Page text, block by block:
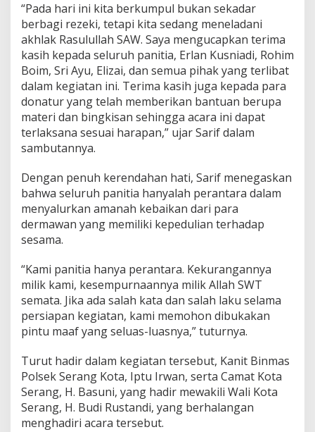
“Pada hari ini kita berkumpul bukan sekadar
berbagi rezeki, tetapi kita sedang meneladani
akhlak Rasulullah SAW. Saya mengucapkan terima
kasih kepada seluruh panitia, Erlan Kusniadi, Rohim
Boim, Sri Ayu, Elizai, dan semua pihak yang terlibat
dalam kegiatan ini. Terima kasih juga kepada para
donatur yang telah memberikan bantuan berupa
materi dan bingkisan sehingga acara ini dapat
terlaksana sesuai harapan,” ujar Sarif dalam
sambutannya.
Dengan penuh kerendahan hati, Sarif menegaskan
bahwa seluruh panitia hanyalah perantara dalam
menyalurkan amanah kebaikan dari para
dermawan yang memiliki kepedulian terhadap
sesama.
“Kami panitia hanya perantara. Kekurangannya
milik kami, kesempurnaannya milik Allah SWT
semata. Jika ada salah kata dan salah laku selama
persiapan kegiatan, kami memohon dibukakan
pintu maaf yang seluas-luasnya,” tuturnya.
Turut hadir dalam kegiatan tersebut, Kanit Binmas
Polsek Serang Kota, Iptu Irwan, serta Camat Kota
Serang, H. Basuni, yang hadir mewakili Wali Kota
Serang, H. Budi Rustandi, yang berhalangan
menghadiri acara tersebut.